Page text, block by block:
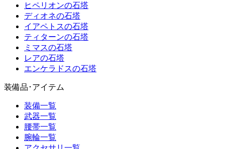
ヒペリオンの石塔
ディオネの石塔
イアペトスの石塔
ティターンの石塔
ミマスの石塔
レアの石塔
エンケラドスの石塔
装備品･アイテム
装備一覧
武器一覧
腰帯一覧
腕輪一覧